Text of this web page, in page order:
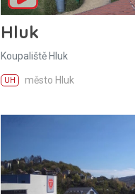
Hluk
Koupaliště Hluk
UH město Hluk